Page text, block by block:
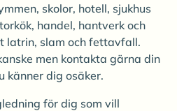
skolor, hotell, sjukhus
handel, hantverk och
latrin, slam och fettavfall.
men kontakta gärna din
känner dig osäker.
för dig som vill